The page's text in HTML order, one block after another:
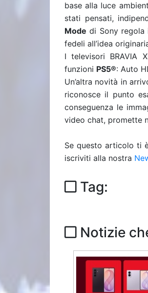
base alla luce
stati pensati,
Mode di Sony regola
fedeli all’idea
I televisori BRAVIA
funzioni PS5®: Auto
Un’altra novità in
riconosce il punto
conseguenza le
video chat, promette
Se questo articolo ti
iscriviti alla nostra
Tag:
Notizie